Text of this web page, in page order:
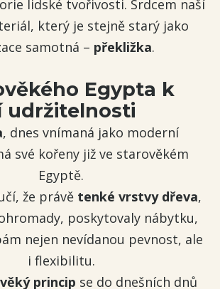
lidské tvořivosti. Srdcem naší
který je stejně starý jako
samotná – překližka.
Egypta k
udržitelnosti
, dnes vnímaná jako moderní
své kořeny již ve starověkém
Egyptě.
že právě tenké vrstvy dřeva,
poskytovaly nábytku,
nejen nevídanou pevnost, ale
i flexibilitu.
princip se do dnešních dnů